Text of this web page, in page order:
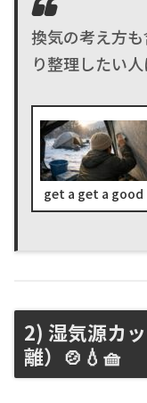
換気の考え方
り整理したい
get a get a good
2) 湿気源カ
離）🍲💧🧺